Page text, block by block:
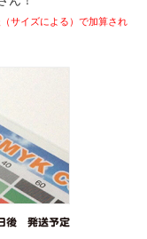
サイズによる）で加算され